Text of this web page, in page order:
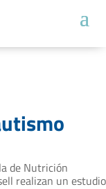
de Nutrición
realizan un estudio